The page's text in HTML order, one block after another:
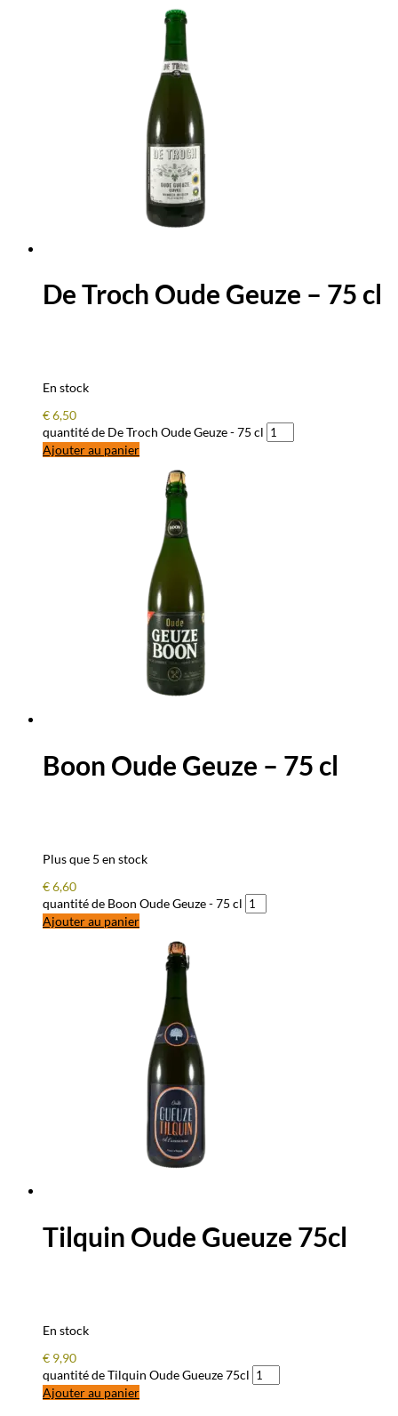
De Troch Oude Geuze – 75 cl
En stock
€6,50
quantité de De Troch Oude Geuze - 75 cl
Ajouter au panier
Boon Oude Geuze – 75 cl
Plus que 5 en stock
€6,60
quantité de Boon Oude Geuze - 75 cl
Ajouter au panier
Tilquin Oude Gueuze 75cl
En stock
€ 9,90
quantité de Tilquin Oude Gueuze 75cl
Ajouter au panier